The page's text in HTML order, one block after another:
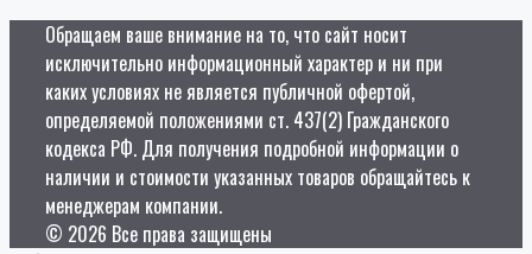
Обращаем ваше внимание на то, что сайт носит
исключительно информационный характер и ни при
каких условиях не является публичной офертой,
определяемой положениями ст. 437(2) Гражданского
кодекса РФ. Для получения подробной информации о
наличии и стоимости указанных товаров обращайтесь к
менеджерам компании.
© 2026 Все права защищены